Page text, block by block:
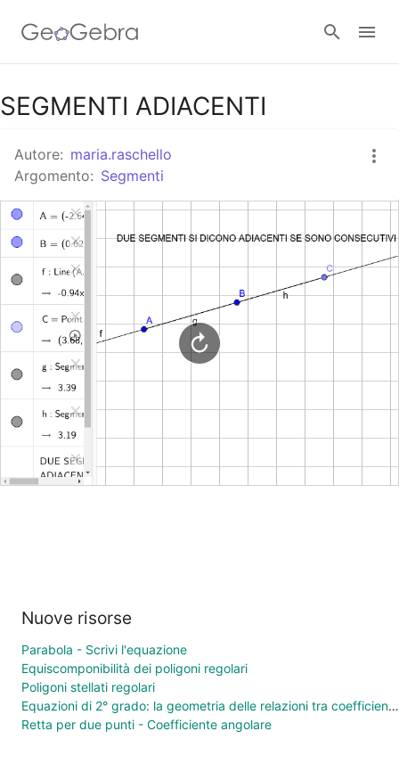
Google Classroom
GeoGebra Classroom
SEGMENTI ADIACENTI
Autore: maria.raschello
Argomento: Segmenti
Nuove risorse
Parabola - Scrivi l'equazione
Equiscomponibilità dei poligoni regolari
Poligoni stellati regolari
Equazioni di 2° grado: la geometria delle relazioni tra coefficienti e soluzioni
Retta per due punti - Coefficiente angolare